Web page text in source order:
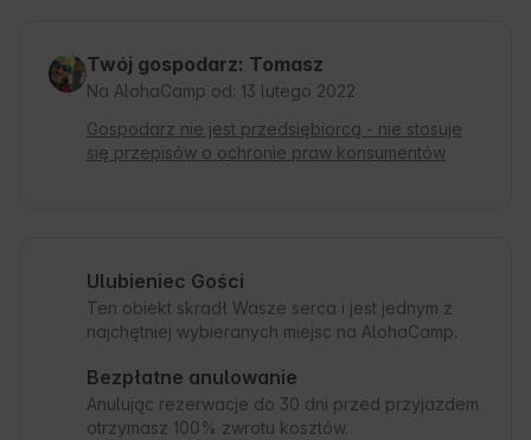
Twój gospodarz: Tomasz
Na AlohaCamp od: 13 lutego 2022
Gospodarz nie jest przedsiębiorcą - nie stosuje
się przepisów o ochronie praw konsumentów
Ulubieniec Gości
Ten obiekt skradł Wasze serca i jest jednym z
najchętniej wybieranych miejsc na AlohaCamp.
Bezpłatne anulowanie
Anulując rezerwacje do 30 dni przed przyjazdem
otrzymasz 100% zwrotu kosztów.